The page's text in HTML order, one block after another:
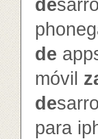
de
de
móvil
de
para